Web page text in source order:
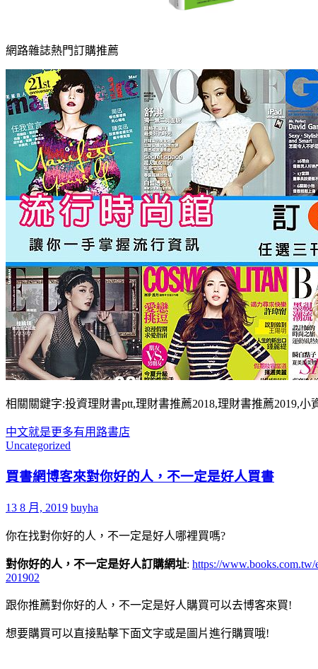
網路雜誌熱門訂購推薦
相關關鍵字:投資理財書ptt,理財書推薦2018,理財書推薦2019,
中文就是更多有用 路書店
Uncategorized
買書網博客來對你好的人，不一定是好人買書
13 8 月, 2019 buyha
你在找對你好的人，不一定是好人哪裡買嗎?
對你好的人，不一定是好人訂購網址: https://www.books.com.tw/
201902
跟你推薦對你好的人，不一定是好人購買可以去博客來買!
想要購買可以直接點擊下面文字或是圖片進行購買哦!